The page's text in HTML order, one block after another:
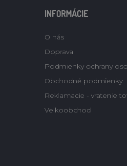
INFORMÁCIE
O nás
Doprava
Podmienky ochrany
Obchodné podmienky
Reklamacie - vratenie
Velkoobchod